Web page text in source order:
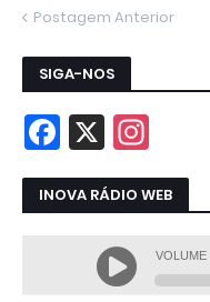
Postagem Anterior
SIGA-NOS
INOVA RÁDIO WEB